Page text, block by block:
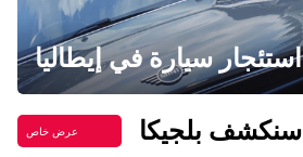
استئجار سيارة في إيطاليا
عرض خاص اسنكشف بلجيكا